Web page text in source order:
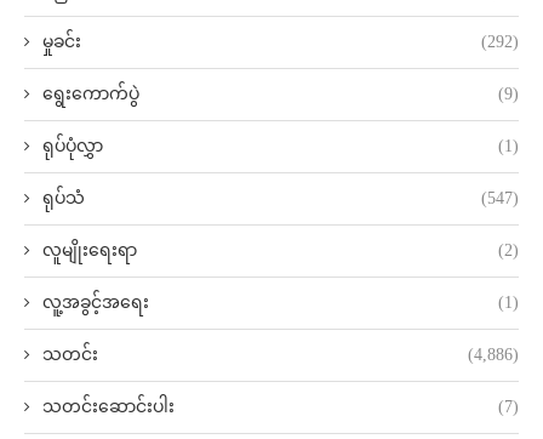
မှုခင်း (292)
ရွေးကောက်ပွဲ (9)
ရုပ်ပုံလွှာ (1)
ရုပ်သံ (547)
လူမျိုးရေးရာ (2)
လူ့အခွင့်အရေး (1)
သတင်း (4,886)
သတင်းဆောင်းပါး (7)